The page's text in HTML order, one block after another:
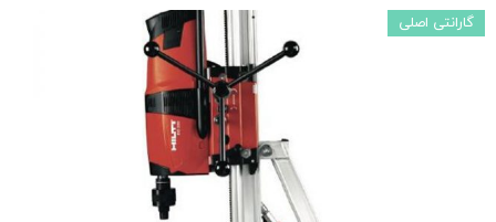
گارانتی اصلی